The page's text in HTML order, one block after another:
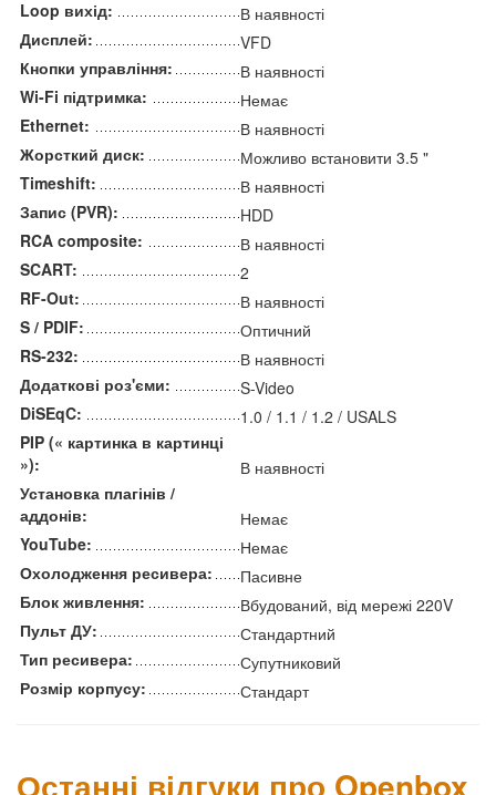
Loop вихід:
В наявності
Дисплей:
VFD
Кнопки управління:
В наявності
Wi-Fi підтримка:
Немає
Ethernet:
В наявності
Жорсткий диск:
Можливо встановити 3.5 "
Timeshift:
В наявності
Запис (PVR):
HDD
RCA composite:
В наявності
SCART:
2
RF-Out:
В наявності
S / PDIF:
Оптичний
RS-232:
В наявності
Додаткові роз'єми:
S-Video
DiSEqC:
1.0 / 1.1 / 1.2 / USALS
PIP (« картинка в картинці
»):
В наявності
Установка плагінів /
аддонів:
Немає
YouTube:
Немає
Охолодження ресивера:
Пасивне
Блок живлення:
Вбудований, від мережі 220V
Пульт ДУ:
Стандартний
Тип ресивера:
Супутниковий
Розмір корпусу:
Стандарт